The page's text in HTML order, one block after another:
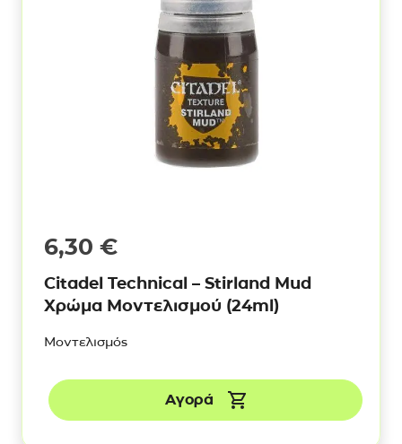
6,30 €
Citadel Technical – Stirland Mud
Χρώμα Μοντελισμού (24ml)
Μοντελισμός
Αγορά